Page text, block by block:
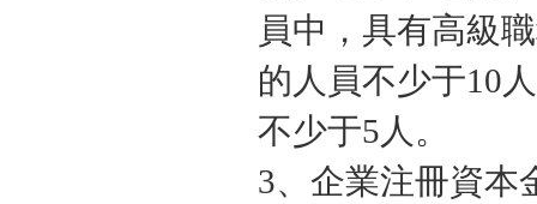
員中，具有高級
的人員不少于10
不少于5人。
3、企業注冊資本